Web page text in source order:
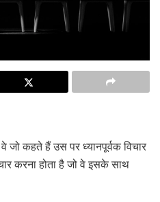
जो कहते हैं उस पर ध्यानपूर्वक विचार
करना होता है जो वे इसके साथ